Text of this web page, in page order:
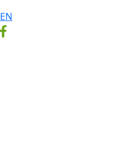
EN